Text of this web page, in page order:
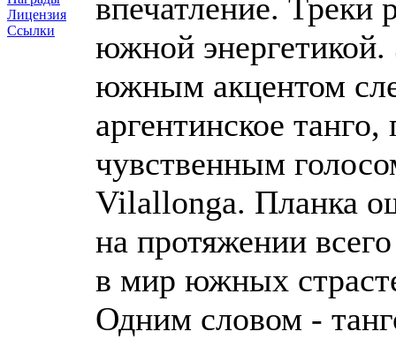
Лицензия
Ссылки
впечатление. Треки
южной
южным акцентом
аргентинское
чувственным
Vilallonga. Планка
на протяжении
в мир южных
Одним словом -